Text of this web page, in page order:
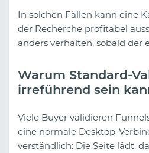
In solchen Fällen kann eine
der Recherche profitabel
anders verhalten, sobald der
Warum Standard-
irreführend sein
Viele Buyer validieren
eine normale Desktop-
verständlich: Die Seite lädt,